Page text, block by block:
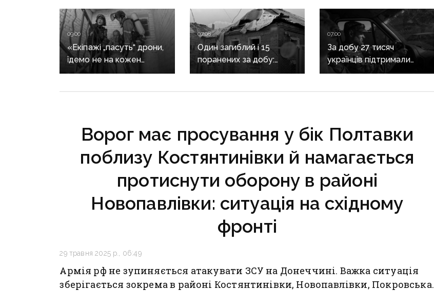
09:00
«Екіпажі „пасуть“ дрони,
їдемо не на кожен
виклик»: куди ДСНС
та Слов’янську
07:08
Один загиблий і 15
поранених за добу:
ворог масовано
07:00
За добу 27 тисяч
українців підтримали
петицію про присвоєння
Ворог має просування у бік Полтавки
поблизу Костянтинівки й намагається
протиснути оборону в районі
Новопавлівки: ситуація на східному
фронті
29 травня 2025 р., 06:49
Армія рф не зупиняється атакувати ЗСУ на Донеччині. Важка ситуація
зберігається зокрема в районі Костянтинівки, Новопавлівки, Покровська.